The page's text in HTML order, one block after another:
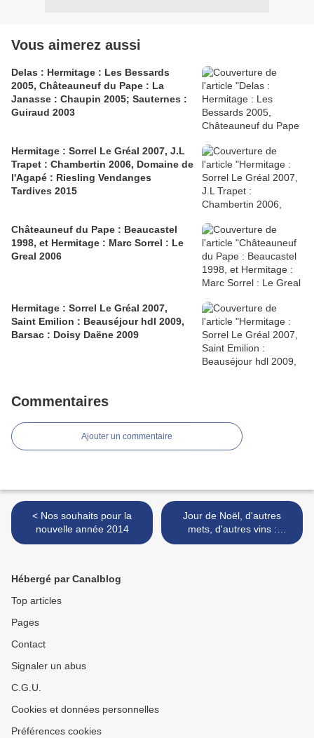
Vous aimerez aussi
Delas : Hermitage : Les Bessards
2005, Châteauneuf du Pape : La
Janasse : Chaupin 2005; Sauternes :
Guiraud 2003
Hermitage : Sorrel Le Gréal 2007, J.L
Trapet : Chambertin 2006, Domaine de
l'Agapé : Riesling Vendanges
Tardives 2015
Châteauneuf du Pape : Beaucastel
1998, et Hermitage : Marc Sorrel : Le
Greal 2006
Hermitage : Sorrel Le Gréal 2007,
Saint Emilion : Beauséjour hdl 2009,
Barsac : Doisy Daëne 2009
Commentaires
Ajouter un commentaire
< Nos souhaits pour la
nouvelle année 2014
Jour de Noël, d'autres
mets, d'autres vins :
Potensac, La Tour Carnet,
Hébergé par Canalblog
Top articles
Pages
Contact
Signaler un abus
C.G.U.
Cookies et données personnelles
Préférences cookies